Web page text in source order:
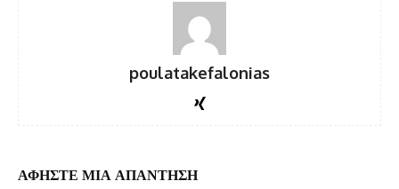
poulatakefalonias
ΑΦΗΣΤΕ ΜΙΑ ΑΠΑΝΤΗΣΗ